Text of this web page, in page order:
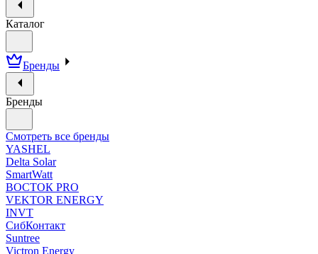
Каталог
Бренды
Бренды
Смотреть все бренды
YASHEL
Delta Solar
SmartWatt
ВОСТОК PRO
VEKTOR ENERGY
INVT
СибКонтакт
Suntree
Victron Energy